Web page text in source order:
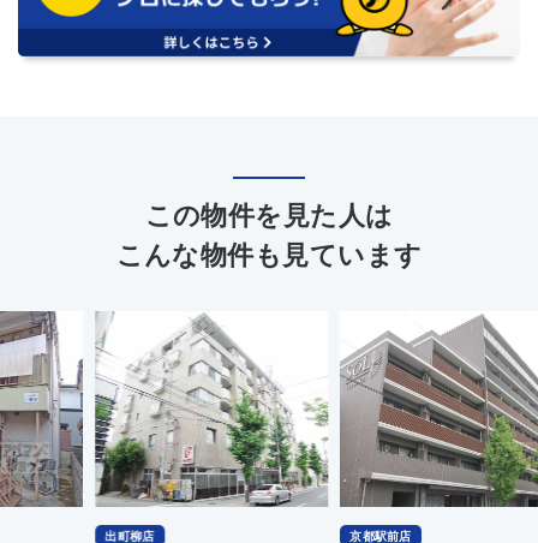
この物件を見た人は
こんな物件も見ています